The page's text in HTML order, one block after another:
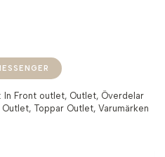
In Front outlet, Outlet, Överdelar
Outlet, Toppar Outlet, Varumärken